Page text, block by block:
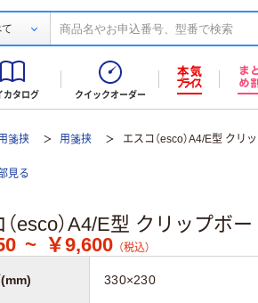
カタログ クイックオーダー
箋挟 用箋挟 エスコ（esco）A4/E型 クリ
見る
（esco）A4/E型 クリップボ
~ ￥9,600 （税込）
330×230